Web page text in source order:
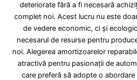
deteriorate fără a fi necesară
complet noi. Acest lucru nu este
de vedere economic, ci și
necesarul de resurse pentru
noi. Alegerea amortizoarelor
atractivă pentru pasionații de
care preferă să adopte o